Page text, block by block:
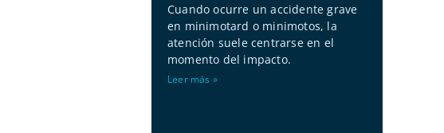
Cuando ocurre un accidente grave
en minimotard o minimotos, la
atención suele centrarse en el
momento del impacto.
Leer más »